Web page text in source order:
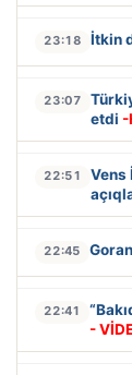
23:18 İtkin
23:07
etdi -
22:51
Vens
22:45
22:41
-